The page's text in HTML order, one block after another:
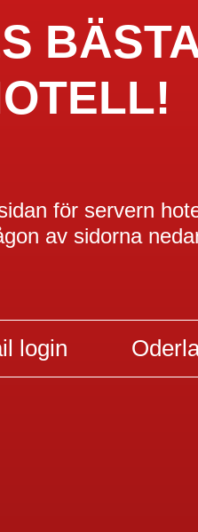
för servern
av sidorna
login